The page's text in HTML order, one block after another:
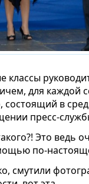
для каждой
в
пресс-
Это ведь
по-
смутили